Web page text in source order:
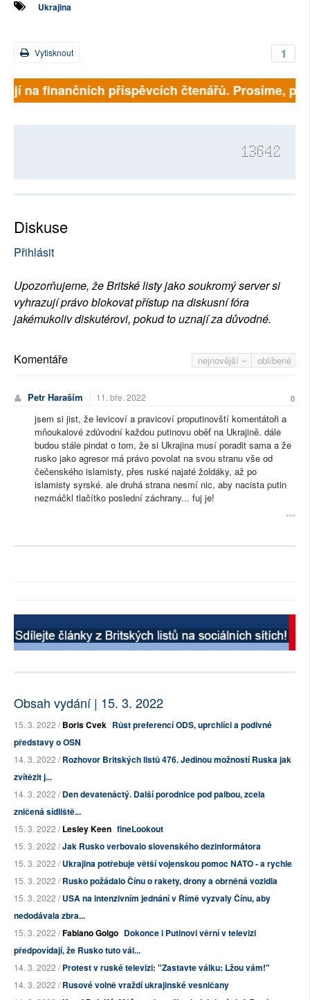
Ukrajina
1
Vytisknout
finančních příspěvcích čtenářů. Prosíme,
13642
Diskuse
Přihlásit
Upozorňujeme, že Britské listy jako soukromý server si
vyhrazují právo blokovat přístup na diskusní fóra
jakémukoliv diskutérovi, pokud to uznají za důvodné.
nejnovější oblíbené
Komentáře
Petr Haraším 11. bře. 2022 0
jsem si jist, že levicoví a pravicoví proputinovští komentátoři a
mňoukalové zdůvodní každou putinovu oběť na Ukrajině. dále
budou stále pindat o tom, že si Ukrajina musí poradit sama a že
rusko jako agresor má právo povolat na svou stranu vše od
čečenského islamisty, přes ruské najaté žoldáky, až po
islamisty syrské. ale druhá strana nesmí nic, aby nacista putin
nezmáčkl tlačítko poslední záchrany... fuj je!
Obsah vydání | 15. 3. 2022
15. 3. 2022 /Boris Cvek Růst preferencí ODS, uprchlíci a podivné
představy o OSN
14. 3. 2022 /Rozhovor Britských listů 476. Jedinou možností Ruska jak
zvítězit j...
14. 3. 2022 /Den devatenáctý. Další porodnice pod palbou, zcela
zničená sídliště...
15. 3. 2022 /Lesley Keen fineLookout
15. 3. 2022 /Jak Rusko verbovalo slovenského dezinformátora
15. 3. 2022 /Ukrajina potřebuje větší vojenskou pomoc NATO - a rychle
15. 3. 2022 /Rusko požádalo Čínu o rakety, drony a obrněná vozidla
15. 3. 2022 /USA na intenzivním jednání v Římě vyzvaly Čínu, aby
nedodávala zbra...
15. 3. 2022 /Fabiano Golgo Dokonce i Putinovi věrní v televizi
předpovídají, že Rusko tuto vál...
14. 3. 2022 /Protest v ruské televizi: "Zastavte válku: Lžou vám!"
14. 3. 2022 /Rusové volně vraždí ukrajinské vesničany